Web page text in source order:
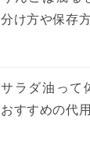
分け方や保存
サラダ油って
おすすめの代